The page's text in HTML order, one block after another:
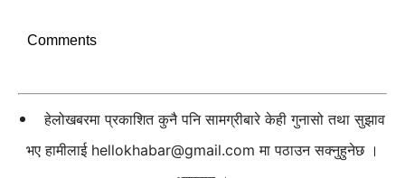
Comments
हेलोखबरमा प्रकाशित कुनै पनि सामग्रीबारे केही गुनासो तथा सुझाव
भए हामीलाई hellokhabar@gmail.com मा पठाउन सक्नुहुनेछ ।